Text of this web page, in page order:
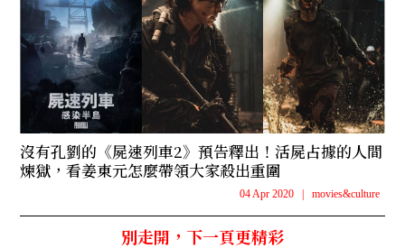
沒有孔劉的《屍速列車2》預告釋出！活屍占據的人間
煉獄，看姜東元怎麼帶領大家殺出重圍
04 Apr 2020 | movies&culture
別走開，下一頁更精彩